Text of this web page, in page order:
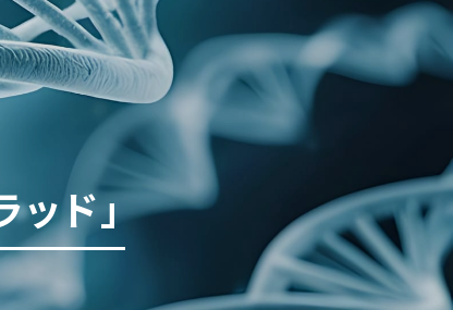
ド」